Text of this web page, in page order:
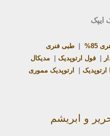
ایپک
85%
طبی فنری
|فول ارتوپدیک |مدیکال
ارتوپدیک ارتوپدیک مموری
و ابریشم